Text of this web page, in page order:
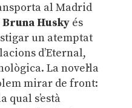
al Madrid
Bruna Huskyés
un atemptat
d’Eternal,
La novel·la
mirar de front:
qual s’està